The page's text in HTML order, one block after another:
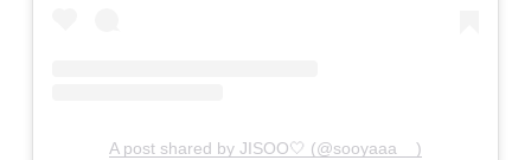
A post shared by JISOO🤍 (@sooyaaa__)